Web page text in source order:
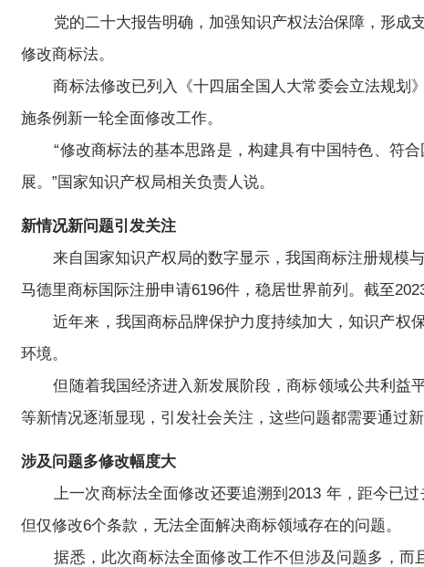
党的二十大报告明确，加强知识产权法治保障，形成
修改商标法。
商标法修改已列入《十四届全国人大常委会立法规划》
施条例新一轮全面修改工作。
“修改商标法的基本思路是，构建具有中国特色、符合
展。”国家知识产权局相关负责人说。
新情况新问题引发关注
来自国家知识产权局的数字显示，我国商标注册规模与
马德里商标国际注册申请6196件，稳居世界前列。截至
近年来，我国商标品牌保护力度持续加大，知识产权保
环境。
但随着我国经济进入新发展阶段，商标领域公共利益平
等新情况逐渐显现，引发社会关注，这些问题都需要通过
涉及问题多修改幅度大
上一次商标法全面修改还要追溯到2013 年，距今已过
但仅修改6个条款，无法全面解决商标领域存在的问题。
据悉，此次商标法全面修改工作不但涉及问题多，而